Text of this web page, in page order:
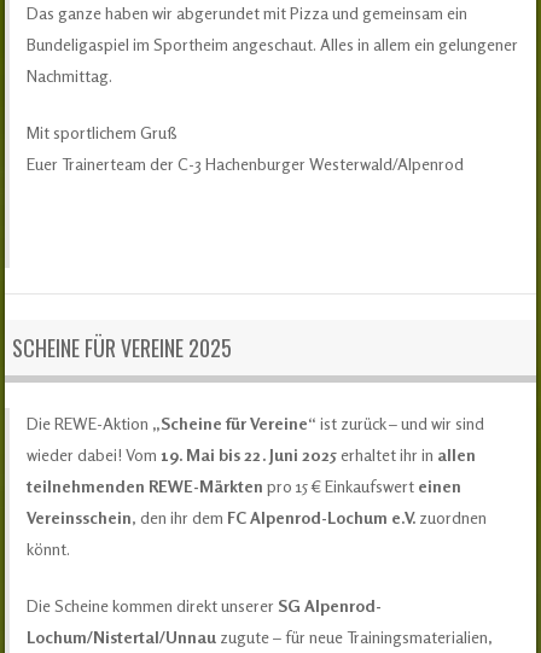
Das ganze haben wir abgerundet mit Pizza und gemeinsam ein
Bundeligaspiel im Sportheim angeschaut. Alles in allem ein gelungener
Nachmittag.
Mit sportlichem Gruß
Euer Trainerteam der C-3 Hachenburger Westerwald/Alpenrod
SCHEINE FÜR VEREINE 2025
Die REWE-Aktion „Scheine für Vereine“ ist zurück – und wir sind
wieder dabei! Vom19. Mai bis 22. Juni 2025erhaltet ihr in allen
teilnehmenden REWE-Märkten pro 15 € Einkaufswert einen
Vereinsschein, den ihr dem FC Alpenrod-Lochum e.V. zuordnen
könnt.
Die Scheine kommen direkt unserer SG Alpenrod-
Lochum/Nistertal/Unnau zugute – für neue Trainingsmaterialien,